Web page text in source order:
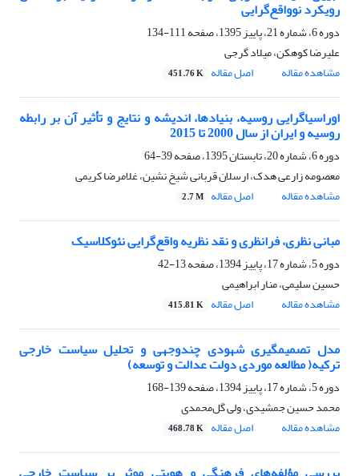
رویکرد نوواقع‌گرایی
دوره 6، شماره 21، پاییز 1395، صفحه
111-134
علیرضا کوهکن، میلاد گرجی
مشاهده مقاله
اصل مقاله 451.76 K
اوراسیاگرایی روسیه، بنیادها، اندیشه و نتایج و تأثیر آن بر رابطه
روسیه و ایران از سال 2000 تا 2015
دوره 6، شماره 20، تابستان 1395، صفحه
39-64
معصومه زارعی هدک، ارسلان قربانی شیخ نشین، غلامرضا کریمی
مشاهده مقاله
اصل مقاله 2.7 M
مبانی نظری، فرانظری و نقد نظریه واقع‌گرایی نئوکلاسیک
دوره 5، شماره 17، پاییز 1394، صفحه
13-42
حسین سلیمی، منار ابراهیمی
مشاهده مقاله
اصل مقاله 415.81 K
مدل تصمیم­گیری شهودی چندوجهی و تحلیل سیاست خارجی
ترکیه( مطالعه موردی دولت عدالت و توسعه)
دوره 5، شماره 17، پاییز 1394، صفحه
139-168
محمد حسین جمشیدی، ولی گل‌محمدی
مشاهده مقاله
اصل مقاله 468.78 K